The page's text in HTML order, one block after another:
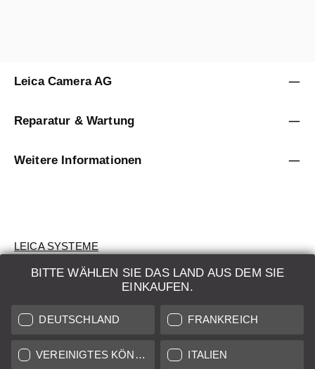
BITTE WÄHLEN SIE DAS LAND AUS DEM SIE
EINKAUFEN.
DEUTSCHLAND FRANKREICH
VEREINIGTES KÖNIGREICH ITALIEN
Leica Camera AG
Reparatur & Wartung
Weitere Informationen
LEICA SYSTEME
BEWERTUNG
AUKTION